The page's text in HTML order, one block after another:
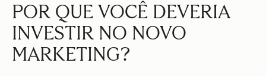
POR QUE VOCÊ DEVERIA
INVESTIR NO NOVO
MARKETING?